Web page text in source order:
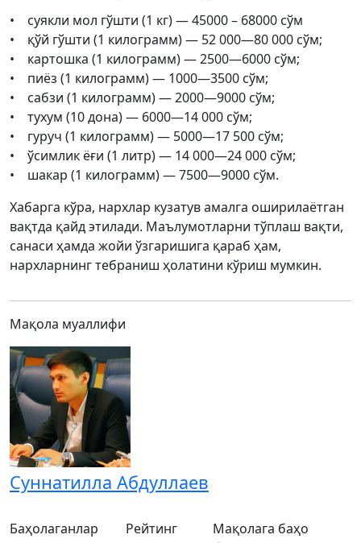
• суякли мол гўшти (1 кг) — 45000 – 68000 сўм
• қўй гўшти (1 килограмм) — 52 000—80 000 сўм;
• картошка (1 килограмм) — 2500—6000 сўм;
• пиёз (1 килограмм) — 1000—3500 сўм;
• сабзи (1 килограмм) — 2000—9000 сўм;
• тухум (10 дона) — 6000—14 000 сўм;
• гуруч (1 килограмм) — 5000—17 500 сўм;
• ўсимлик ёғи (1 литр) — 14 000—24 000 сўм;
• шакар (1 килограмм) — 7500—9000 сўм.
Хабарга кўра, нархлар кузатув амалга оширилаётган
вақтда қайд этилади. Маълумотларни тўплаш вақти,
санаси ҳамда жойи ўзгаришига қараб ҳам,
нархларнинг тебраниш ҳолатини кўриш мумкин.
Мақола муаллифи
Суннатилла Абдуллаев
Баҳолаганлар Рейтинг
Мақолага баҳо